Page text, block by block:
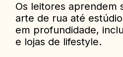
Os leitores aprendem
arte de rua até
em profundidade,
e lojas de lifestyle.